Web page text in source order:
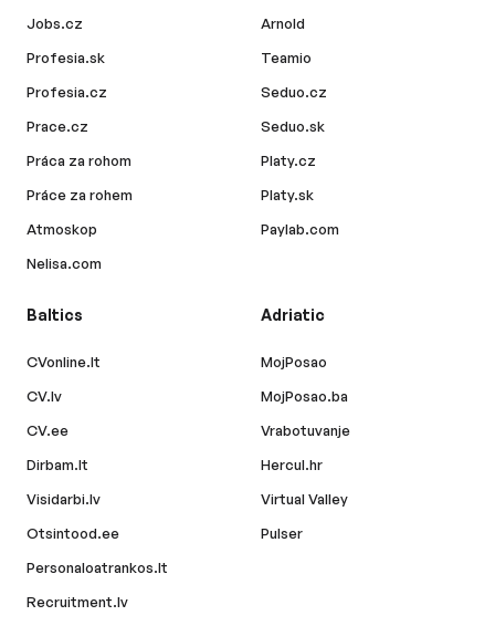
Jobs.cz
Profesia.sk
Profesia.cz
Prace.cz
Práca za rohom
Práce za rohem
Atmoskop
Nelisa.com
Arnold
Teamio
Seduo.cz
Seduo.sk
Platy.cz
Platy.sk
Paylab.com
Baltics
CVonline.lt
CV.lv
CV.ee
Dirbam.lt
Visidarbi.lv
Otsintood.ee
Personaloatrankos.lt
Recruitment.lv
Adriatic
MojPosao
MojPosao.ba
Vrabotuvanje
Hercul.hr
Virtual Valley
Pulser